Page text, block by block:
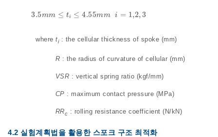
3.5mm ≤ ti ≤ 4.55mm i = 1,2,3
3.5mm≤ ti≤4.55m m =1,2,3
where ti: the cellular thickness of spoke (mm)
R : the radius of curvature of cellular (mm)
VSR : vertical spring ratio (kgf/mm)
CP : maximum contact pressure (MPa)
RRc : rolling resistance coefficient (N/kN)
4.2 실험계획법을 활용한 스포크 구조 최적화